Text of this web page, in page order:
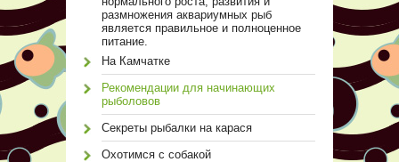
размножения аквариумных рыб
является правильное и полноценное
питание.
На Камчатке
Рекомендации для начинающих
рыболовов
Секреты рыбалки на карася
Охотимся с собакой